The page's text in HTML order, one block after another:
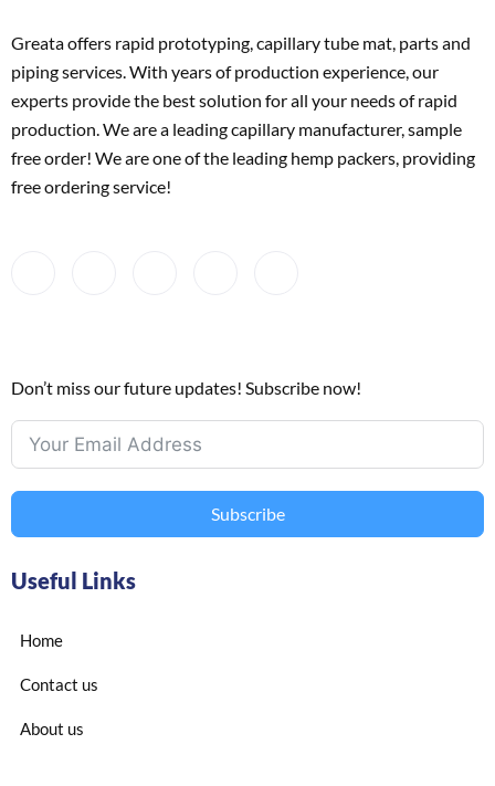
Greata offers rapid prototyping, capillary tube mat, parts and
piping services. With years of production experience, our
experts provide the best solution for all your needs of rapid
production. We are a leading capillary manufacturer, sample
free order! We are one of the leading hemp packers, providing
free ordering service!
Don’t miss our future updates! Subscribe now!
Subscribe
Useful Links
Home
Contact us
About us